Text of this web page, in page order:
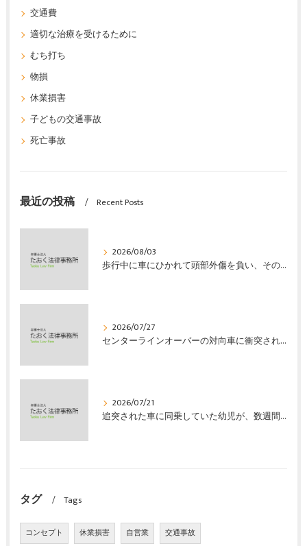
交通費
適切な治療を受けるために
むち打ち
物損
休業損害
子どもの交通事故
死亡事故
最近の投稿 Recent Posts
2026/08/03
歩行中に車にひかれて頭部外傷を負い、その４か月後に亡くなり、死亡部分も含めて裁判所の基準で損害賠償金を獲得した事案｜たおく法律事務所
2026/07/27
センターラインオーバーの対向車に衝突され、むち打ちを発症し、裁判所の基準で慰謝料などの損害賠償金を獲得した事案｜たおく法律事務所
2026/07/21
追突された車に同乗していた幼児が、数週間の経過観察の後、裁判所の基準で人損の賠償金を獲得した事案｜たおく法律事務所
タグ Tags
コンセプト 休業損害 自営業 交通事故